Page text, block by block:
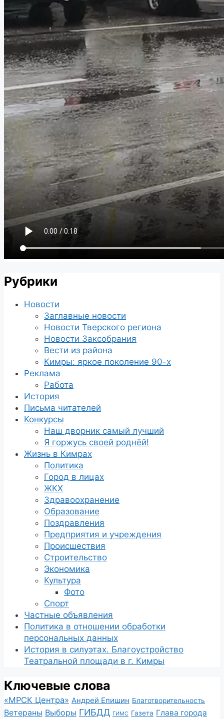
Рубрики
Новости
Заглавные новости
Новости Тверского региона
Новости Заксобрания
Вести из района
Кимры: яркое поколение 90-х
Реклама
Работа
История
Письма читателей
Конкурсы
Наш дворник самый лучший
Я горжусь своей роднёй!
Жизнь в Кимрах
Политика
Город в лицах
ЖКХ
Здравоохранение
Образование
Поздравления
Предприятия и учреждения
Происшествия
Строительство
Экономика
Культура
Фото
Спорт
Частные объявления
Политика в отношении обработки
персональных данных
История в силуэтах. Благоустройство
Театральной площади в г. Кимры
Ключевые слова
«МРСК Центра» Андрей Епишин Благотворительность
Ветераны Выборы ГИБДД ГИМС Газета Глава города